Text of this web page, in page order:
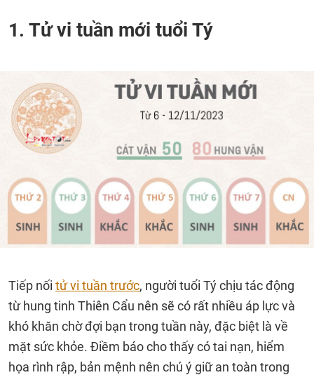
1. Tử vi tuần mới tuổi Tý
Tiếp nối tử vi tuần trước, người tuổi Tý chịu tác động
từ hung tinh Thiên Cẩu nên sẽ có rất nhiều áp lực và
khó khăn chờ đợi bạn trong tuần này, đặc biệt là về
mặt sức khỏe. Điềm báo cho thấy có tai nạn, hiểm
họa rình rập, bản mệnh nên chú ý giữ an toàn trong